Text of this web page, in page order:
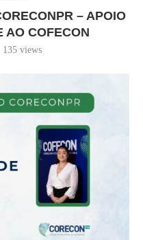
– APOIO
AO COFECON
135 views